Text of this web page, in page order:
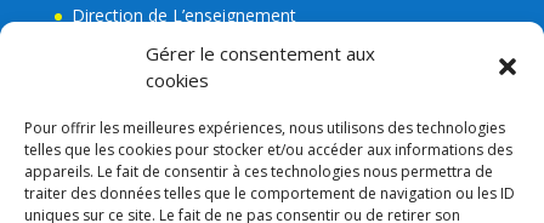
Gérer le consentement aux
cookies
Pour offrir les meilleures expériences, nous utilisons des technologies
telles que les cookies pour stocker et/ou accéder aux informations des
appareils. Le fait de consentir à ces technologies nous permettra de
traiter des données telles que le comportement de navigation ou les ID
uniques sur ce site. Le fait de ne pas consentir ou de retirer son
Direction de L’enseignement
La Mairie de Plérin
Ecole Jean Leuduger Plérin
Facebook de l’Apel Notre-Dame
Lien admin
Mentions légales